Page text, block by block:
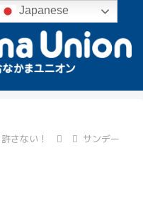
さない！
サンデー
Japanese